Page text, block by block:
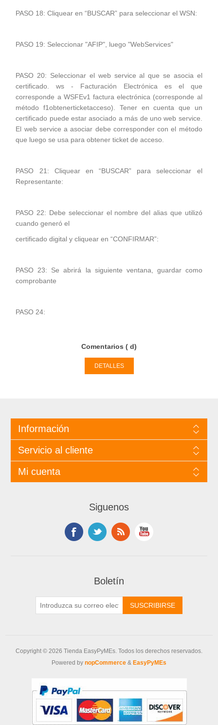
PASO 18: Cliquear en “BUSCAR” para seleccionar el WSN:
PASO 19: Seleccionar "AFIP", luego "WebServices"
PASO 20: Seleccionar el web service al que se asocia el
certificado. ws - Facturación Electrónica es el que
corresponde a WSFEv1 factura electrónica (corresponde al
método f1obtenerticketacceso). Tener en cuenta que un
certificado puede estar asociado a más de uno web service.
El web service a asociar debe corresponder con el método
que luego se usa para obtener ticket de acceso.
PASO 21: Cliquear en “BUSCAR” para seleccionar el
Representante:
PASO 22: Debe seleccionar el nombre del alias que utilizó
cuando generó el
certificado digital y cliquear en “CONFIRMAR”:
PASO 23: Se abrirá la siguiente ventana, guardar como
comprobante
PASO 24:
Comentarios ( d)
DETALLES
Información
Servicio al cliente
Mi cuenta
Siguenos
Boletín
Copyright © 2026 Tienda EasyPyMEs. Todos los derechos reservados.
Powered by nopCommerce & EasyPyMEs